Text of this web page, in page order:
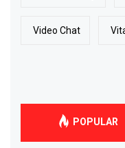
Video Chat
POPULAR